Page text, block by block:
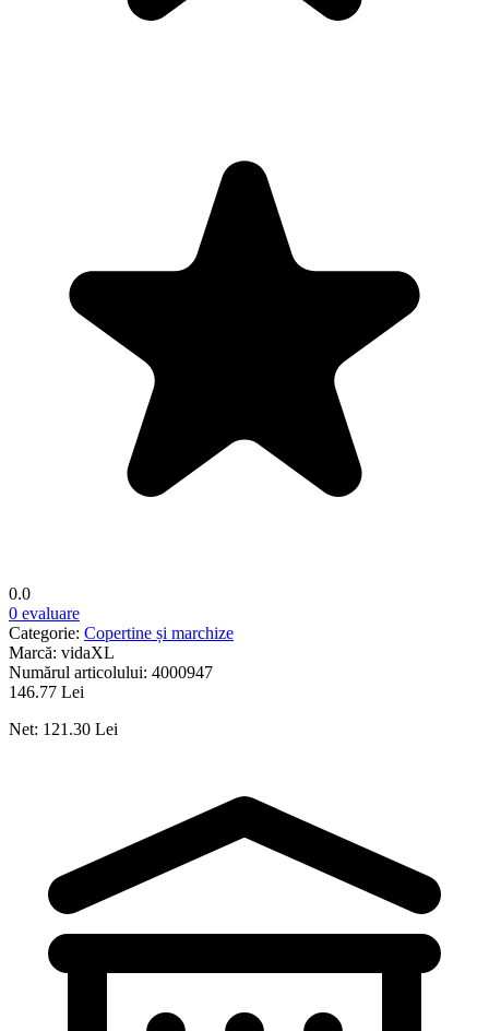
0.0
0 evaluare
Categorie: Copertine și marchize
Marcă: vidaXL
Numărul articolului: 4000947
146.77 Lei
Net: 121.30 Lei